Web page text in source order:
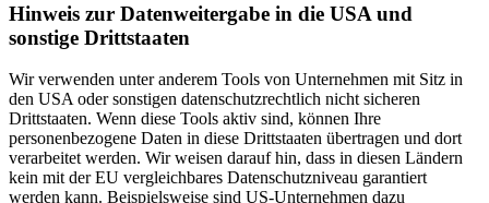
Hinweis zur Datenweitergabe in die USA und
sonstige Drittstaaten
Wir verwenden unter anderem Tools von Unternehmen mit Sitz in
den USA oder sonstigen datenschutzrechtlich nicht sicheren
Drittstaaten. Wenn diese Tools aktiv sind, können Ihre
personenbezogene Daten in diese Drittstaaten übertragen und dort
verarbeitet werden. Wir weisen darauf hin, dass in diesen Ländern
kein mit der EU vergleichbares Datenschutzniveau garantiert
werden kann. Beispielsweise sind US-Unternehmen dazu